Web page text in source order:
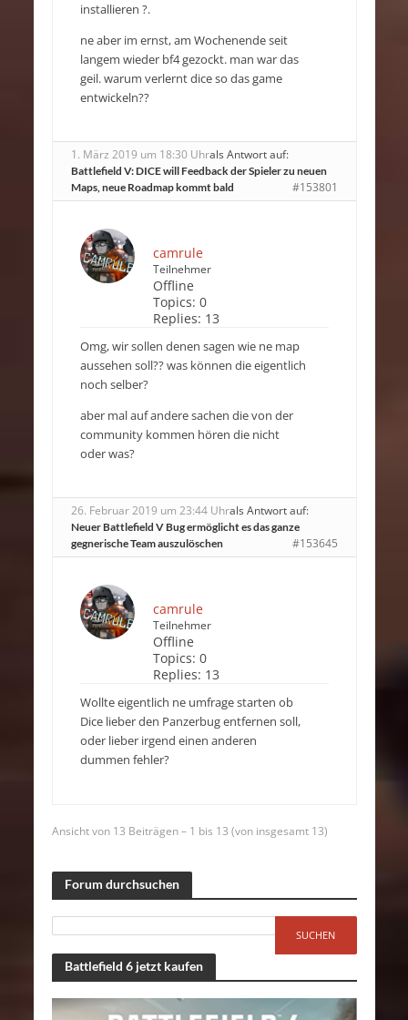
installieren ?.
ne aber im ernst, am Wochenende seit
langem wieder bf4 gezockt. man war das
geil. warum verlernt dice so das game
entwickeln??
1. März 2019 um 18:30 Uhrals Antwort auf:
Battlefield V: DICE will Feedback der Spieler zu neuen
Maps, neue Roadmap kommt bald
#153801
camrule
Teilnehmer
Offline
Topics: 0
Replies: 13
Omg, wir sollen denen sagen wie ne map
aussehen soll?? was können die eigentlich
noch selber?
aber mal auf andere sachen die von der
community kommen hören die nicht
oder was?
26. Februar 2019 um 23:44 Uhrals Antwort auf:
Neuer Battlefield V Bug ermöglicht es das ganze
gegnerische Team auszulöschen
#153645
camrule
Teilnehmer
Offline
Topics: 0
Replies: 13
Wollte eigentlich ne umfrage starten ob
Dice lieber den Panzerbug entfernen soll,
oder lieber irgend einen anderen
dummen fehler?
Ansicht von 13 Beiträgen – 1 bis 13 (von insgesamt 13)
Forum durchsuchen
Battlefield 6 jetzt kaufen